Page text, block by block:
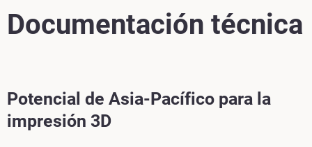
Documentación técnica
Potencial de Asia-Pacífico para la
impresión 3D